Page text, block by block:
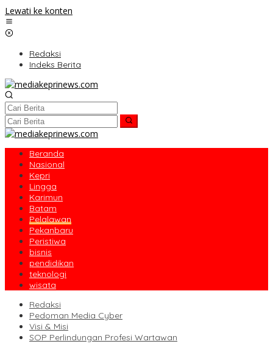
Lewati ke konten
Redaksi
Indeks Berita
Beranda
Nasional
Kepri
Lingga
Karimun
Batam
Pelalawan
Pekanbaru
Peristiwa
bisnis
pendidikan
teknologi
wisata
Redaksi
Pedoman Media Cyber
Visi & Misi
SOP Perlindungan Profesi Wartawan